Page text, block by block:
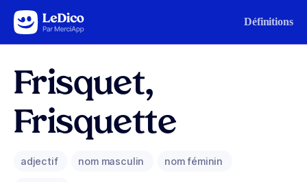
Aller au contenu Définitions
Frisquet,
Frisquette
adjectif nom masculin nom féminin